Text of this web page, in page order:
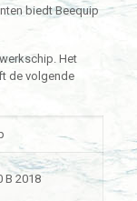
biedt Beequip
Het
de volgende
B 2018